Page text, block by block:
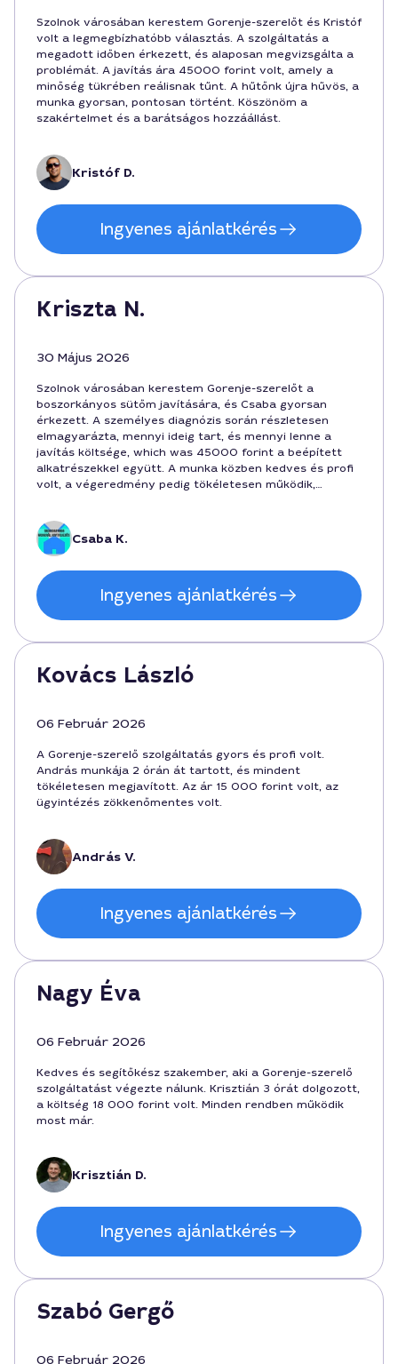
Szolnok városában kerestem Gorenje-szerelőt és Kristóf
volt a legmegbízhatóbb választás. A szolgáltatás a
megadott időben érkezett, és alaposan megvizsgálta a
problémát. A javítás ára 45000 forint volt, amely a
minőség tükrében reálisnak tűnt. A hűtőnk újra hűvös, a
munka gyorsan, pontosan történt. Köszönöm a
szakértelmet és a barátságos hozzáállást.
Kristóf D.
Ingyenes ajánlatkérés
Kriszta N.
30 Május 2026
Szolnok városában kerestem Gorenje-szerelőt a
boszorkányos sütőm javítására, és Csaba gyorsan
érkezett. A személyes diagnózis során részletesen
elmagyarázta, mennyi ideig tart, és mennyi lenne a
javítás költsége, which was 45000 forint a beépített
alkatrészekkel együtt. A munka közben kedves és profi
volt, a végeredmény pedig tökéletesen működik,
Csaba K.
Ingyenes ajánlatkérés
Kovács László
06 Február 2026
A Gorenje-szerelő szolgáltatás gyors és profi volt.
András munkája 2 órán át tartott, és mindent
tökéletesen megjavított. Az ár 15 000 forint volt, az
ügyintézés zökkenőmentes volt.
András V.
Ingyenes ajánlatkérés
Nagy Éva
06 Február 2026
Kedves és segítőkész szakember, aki a Gorenje-szerelő
szolgáltatást végezte nálunk. Krisztián 3 órát dolgozott,
a költség 18 000 forint volt. Minden rendben működik
most már.
Krisztián D.
Ingyenes ajánlatkérés
Szabó Gergő
06 Február 2026